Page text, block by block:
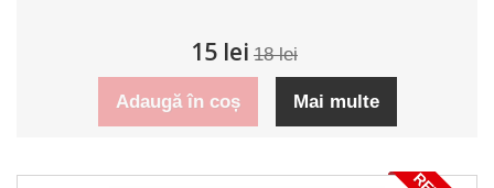
15 lei 18 lei
Adaugă în coș Mai multe